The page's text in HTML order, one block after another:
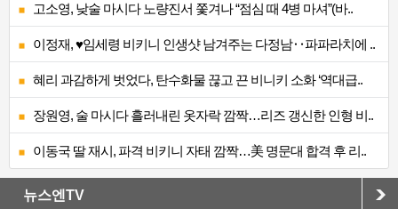
고소영, 낮술 마시다 노량진서 쫓겨나 “점심 때 4병 마셔”(바..
이정재, ♥임세령 비키니 인생샷 남겨주는 다정남‥파파라치에 ..
혜리 과감하게 벗었다, 탄수화물 끊고 끈 비니키 소화 ‘역대급..
장원영, 술 마시다 흘러내린 옷자락 깜짝…리즈 갱신한 인형 비..
이동국 딸 재시, 파격 비키니 자태 깜짝…美 명문대 합격 후 리..
뉴스엔TV